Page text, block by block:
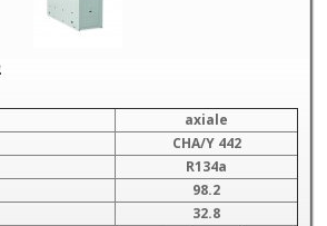
axiale
CHA/Y 442
R134a
98.2
32.8